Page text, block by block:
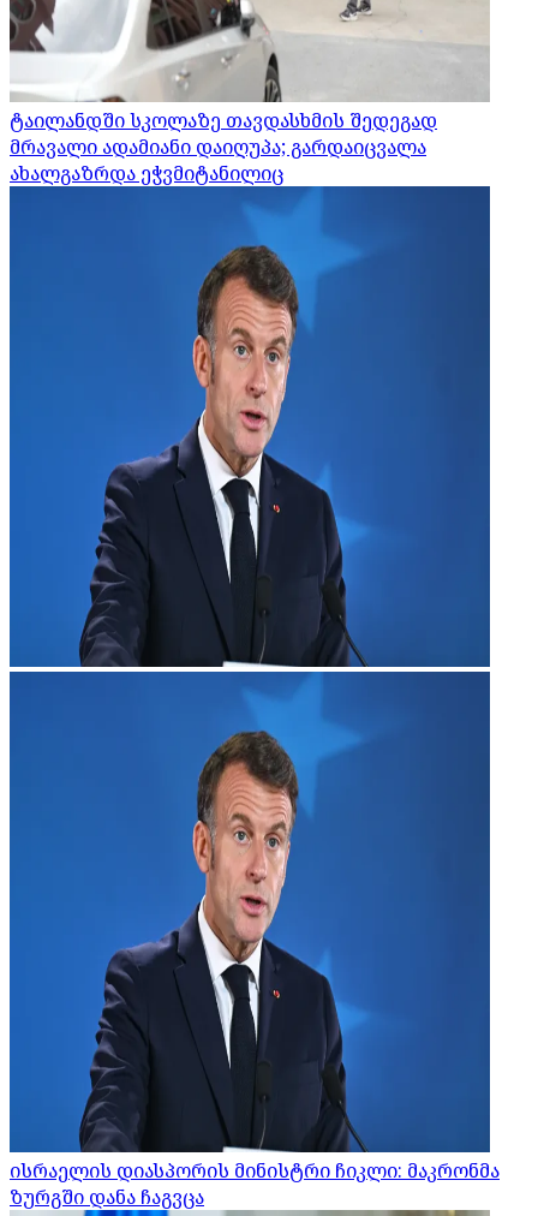
ტაილანდში სკოლაზე თავდასხმის შედეგად
მრავალი ადამიანი დაიღუპა; გარდაიცვალა
ახალგაზრდა ეჭვმიტანილიც
ისრაელის დიასპორის მინისტრი ჩიკლი: მაკრონმა
ზურგში დანა ჩაგვცა